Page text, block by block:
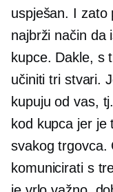
uspješan. I zato
najbrži način da
kupce. Dakle, s
učiniti tri stvari.
kupuju od vas,
kod kupca jer je
svakog trgovca.
komunicirati s